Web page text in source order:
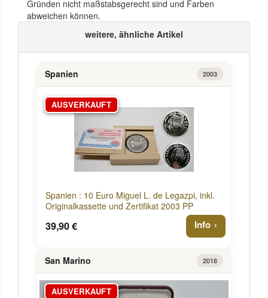
Gründen nicht maßstabsgerecht sind und Farben
abweichen können.
weitere, ähnliche Artikel
Spanien 2003
AUSVERKAUFT
Spanien : 10 Euro Miguel L. de Legazpi, inkl.
Originalkassette und Zertifikat 2003 PP
39,90 € Info
San Marino 2018
AUSVERKAUFT